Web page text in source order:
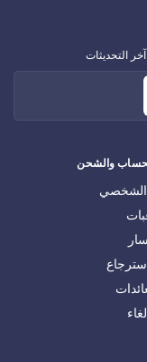
والشحن
الشخصي
التحديثات